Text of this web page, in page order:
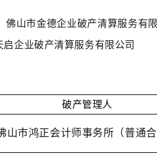
山市金德企业破产清算服务有
企业破产清算服务有限公司
破产管理人
山市鸿正会计师事务所（普通合